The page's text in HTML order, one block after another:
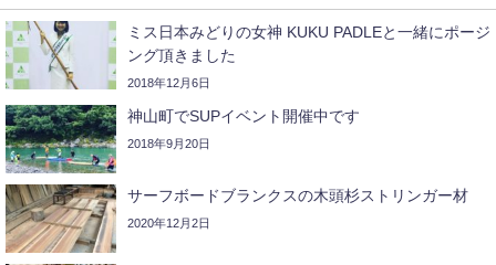
ミス日本みどりの女神 KUKU PADLEと一緒にポージ
ング頂きました
2018年12月6日
神山町でSUPイベント開催中です
2018年9月20日
サーフボードブランクスの木頭杉ストリンガー材
2020年12月2日